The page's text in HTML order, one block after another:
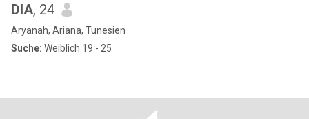
DIA, 24
Aryanah, Ariana, Tunesien
Suche: Weiblich 19 - 25